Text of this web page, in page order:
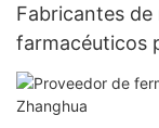
Fabricantes
farmacéuticos